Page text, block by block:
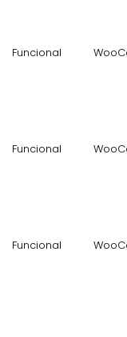
Funcional
Funcional
Funcional